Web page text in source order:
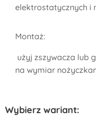
elektrostatycznych i
Montaż:
użyj zszywacza lub
na wymiar
Wybierz wariant: